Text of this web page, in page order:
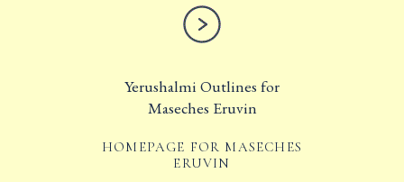
Yerushalmi Outlines for
Maseches Eruvin
HOMEPAGE FOR MASECHES
ERUVIN